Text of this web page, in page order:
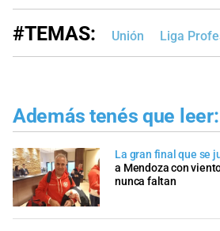
#TEMAS: Unión Liga
Además tenés que leer:
La gran final que se
a Mendoza con
nunca faltan